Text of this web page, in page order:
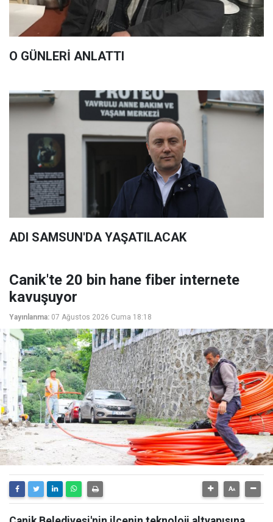
O GÜNLERİ ANLATTI
ADI SAMSUN'DA YAŞATILACAK
Canik'te 20 bin hane fiber internete
kavuşuyor
Yayınlanma: 07 Ağustos 2026 Cuma 18:18